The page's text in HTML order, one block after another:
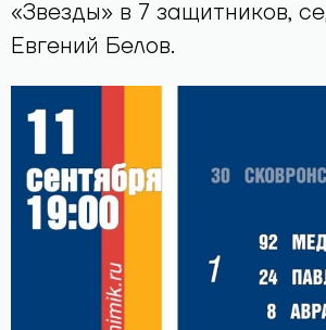
«Звезды» в 7 защитников,
Евгений Белов.